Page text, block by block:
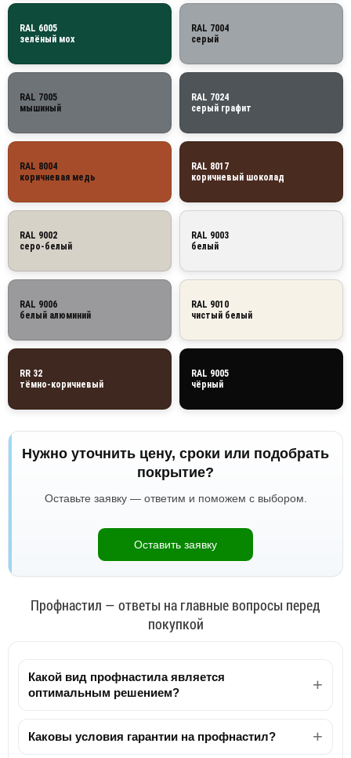
RAL 6005
зелёный мох
RAL 7004
серый
RAL 7005
мышиный
RAL 7024
серый графит
RAL 8004
коричневая медь
RAL 8017
коричневый шоколад
RAL 9002
серо-белый
RAL 9003
белый
RAL 9006
белый алюминий
RAL 9010
чистый белый
RR 32
тёмно-коричневый
RAL 9005
чёрный
Нужно уточнить цену, сроки или подобрать
покрытие?
Оставьте заявку — ответим и поможем с выбором.
Оставить заявку
Профнастил — ответы на главные вопросы перед
покупкой
Какой вид профнастила является
оптимальным решением?
Каковы условия гарантии на профнастил?